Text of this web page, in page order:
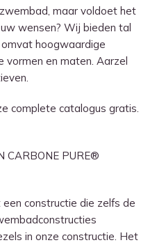
maar voldoet het
wensen? Wij bieden tal
hoogwaardige
vormen en maten. Aarzel
complete catalogus gratis.
CARBONE PURE®
constructie die zelfs de
in onze constructie. Het